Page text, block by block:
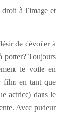
à l’image et
de dévoiler à
porter? Toujours
le voile en
film en tant que
actrice) dans le
Avec pudeur